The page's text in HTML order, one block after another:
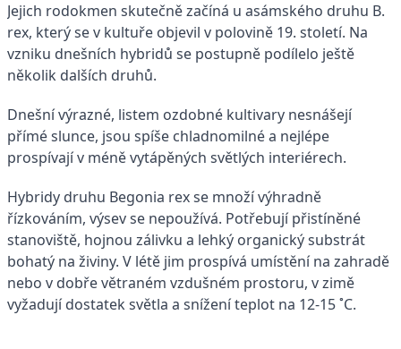
Jejich rodokmen skutečně začíná u asámského druhu B.
rex, který se v kultuře objevil v polovině 19. století. Na
vzniku dnešních hybridů se postupně podílelo ještě
několik dalších druhů.
Dnešní výrazné, listem ozdobné kultivary nesnášejí
přímé slunce, jsou spíše chladnomilné a nejlépe
prospívají v méně vytápěných světlých interiérech.
Hybridy druhu Begonia rex se množí výhradně
řízkováním, výsev se nepoužívá. Potřebují přistíněné
stanoviště, hojnou zálivku a lehký organický substrát
bohatý na živiny. V létě jim prospívá umístění na zahradě
nebo v dobře větraném vzdušném prostoru, v zimě
vyžadují dostatek světla a snížení teplot na 12-15 ˚C.